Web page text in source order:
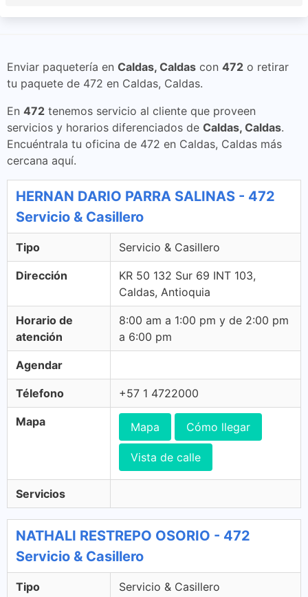
Enviar paquetería en Caldas, Caldas con 472 o retirar
tu paquete de 472 en Caldas, Caldas.
En 472 tenemos servicio al cliente que proveen
servicios y horarios diferenciados de Caldas, Caldas.
Encuéntrala tu oficina de 472 en Caldas, Caldas más
cercana aquí.
HERNAN DARIO PARRA SALINAS - 472
Servicio & Casillero
Tipo Servicio & Casillero
Dirección
KR 50 132 Sur 69 INT 103,
Caldas, Antioquia
Horario de
atención
8:00 am a 1:00 pm y de 2:00 pm
a 6:00 pm
Agendar
Télefono +57 1 4722000
Mapa Mapa Cómo llegar
Vista de calle
Servicios
NATHALI RESTREPO OSORIO - 472
Servicio & Casillero
Tipo Servicio & Casillero